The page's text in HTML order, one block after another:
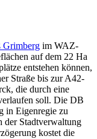
Grimberg im WAZ-
auf dem 22 Ha
entstehen können,
Straße bis zur A42-
die durch eine
soll. Die DB
in Eigenregie zu
der Stadtverwaltung
kostet die